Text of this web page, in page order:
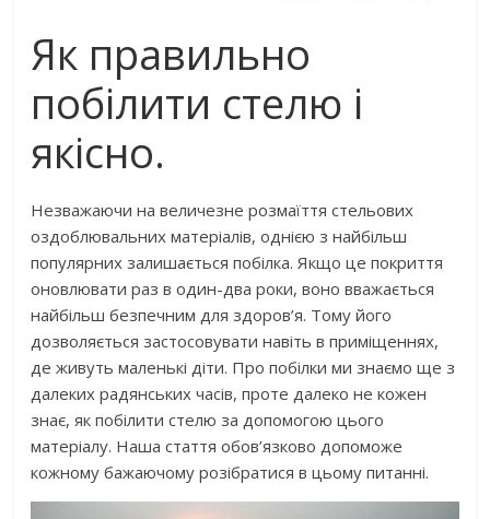
Як правильно
побілити стелю і
якісно.
Незважаючи на величезне розмаїття стельових
оздоблювальних матеріалів, однією з найбільш
популярних залишається побілка. Якщо це покриття
оновлювати раз в один-два роки, воно вважається
найбільш безпечним для здоров’я. Тому його
дозволяється застосовувати навіть в приміщеннях,
де живуть маленькі діти. Про побілки ми знаємо ще з
далеких радянських часів, проте далеко не кожен
знає, як побілити стелю за допомогою цього
матеріалу. Наша стаття обов’язково допоможе
кожному бажаючому розібратися в цьому питанні.